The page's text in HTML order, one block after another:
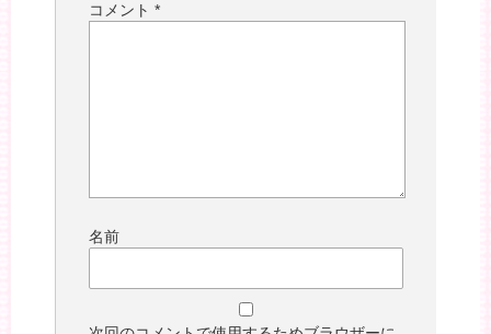
コメント *
名前